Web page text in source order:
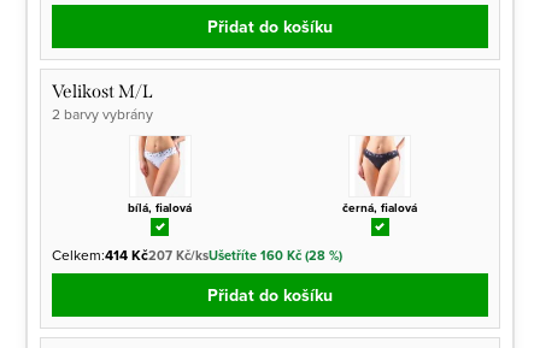
Přidat do košíku
Velikost M/L
2 barvy vybrány
bílá, fialová černá, fialová
Celkem:414 Kč207 Kč/ksUšetříte 160 Kč (28 %)
Přidat do košíku